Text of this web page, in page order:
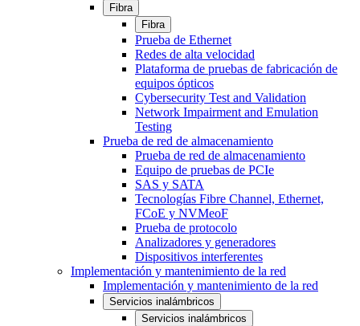
Fibra
Fibra
Prueba de Ethernet
Redes de alta velocidad
Plataforma de pruebas de fabricación de
equipos ópticos
Cybersecurity Test and Validation
Network Impairment and Emulation
Testing
Prueba de red de almacenamiento
Prueba de red de almacenamiento
Equipo de pruebas de PCIe
SAS y SATA
Tecnologías Fibre Channel, Ethernet,
FCoE y NVMeoF
Prueba de protocolo
Analizadores y generadores
Dispositivos interferentes
Implementación y mantenimiento de la red
Implementación y mantenimiento de la red
Servicios inalámbricos
Servicios inalámbricos